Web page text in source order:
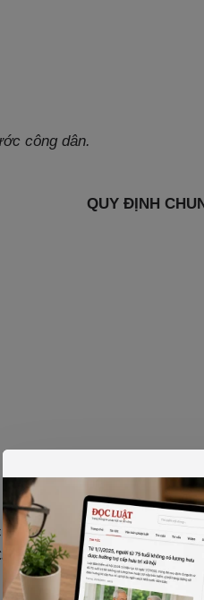
công dân.
QUY ĐỊNH
dân, Cơ sở dữ liệu
cước công dân; quyền,